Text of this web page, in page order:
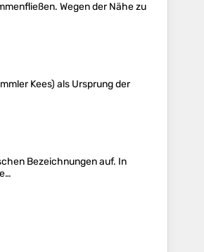
Wegen der Nähe zu
Kees) als Ursprung der
Bezeichnungen auf. In